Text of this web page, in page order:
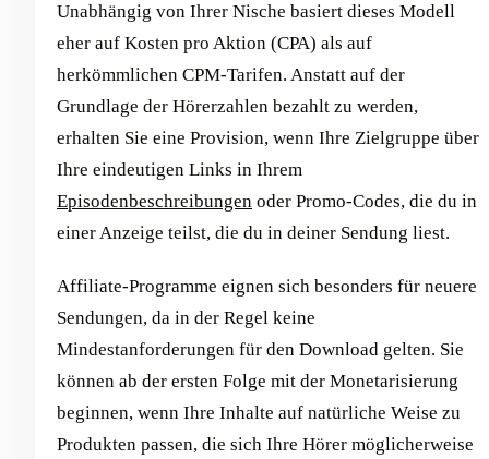
Unabhängig von Ihrer Nische basiert dieses Modell
eher auf Kosten pro Aktion (CPA) als auf
herkömmlichen CPM-Tarifen. Anstatt auf der
Grundlage der Hörerzahlen bezahlt zu werden,
erhalten Sie eine Provision, wenn Ihre Zielgruppe über
Ihre eindeutigen Links in Ihrem
Episodenbeschreibungen oder Promo-Codes, die du in
einer Anzeige teilst, die du in deiner Sendung liest.
Affiliate-Programme eignen sich besonders für neuere
Sendungen, da in der Regel keine
Mindestanforderungen für den Download gelten. Sie
können ab der ersten Folge mit der Monetarisierung
beginnen, wenn Ihre Inhalte auf natürliche Weise zu
Produkten passen, die sich Ihre Hörer möglicherweise